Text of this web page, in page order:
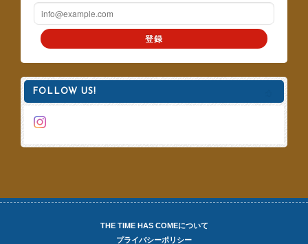
登録
FOLLOW US!
THE TIME HAS COMEについて
プライバシーポリシー